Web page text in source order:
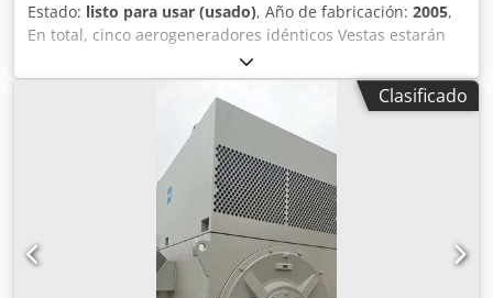
Estado: listo para usar (usado), Año de fabricación: 2005,
En total, cinco aerogeneradores idénticos Vestas estarán
previsiblemente disponibles a partir de principios de 2027.
Potencia nominal: 850 kW, superficie del rotor: 2.124 m²,
número de palas: 3, velocidad nominal: 26 rpm, tensión
del generador: 690 V, número de etapas de la caja de
cambios: 3, velocidad de arranque: 4 m/s, velocidad
nominal del viento: 16 m/s, velocidad de parada: 25 m/s,
material de la torre: acero, altura del buje: 74 m, peso de
la góndola: 22 t, peso del rotor: 10 t. Documentación
disponible. Posibilidad de visita in situ. Venta individual
posible. Dsdpfx Aheywlpxe Rock
Clasificado